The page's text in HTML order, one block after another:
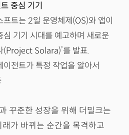
중심 기기
프트는 2일 운영체제(OS)와 앱이
심 기기 시대를 예고하며 새로운
(Project Solara)’를 발표.
전트가 특정 작업을 알아서
꾸준한 성장을 위해 더밀크는
가 바뀌는 순간을 목격하고